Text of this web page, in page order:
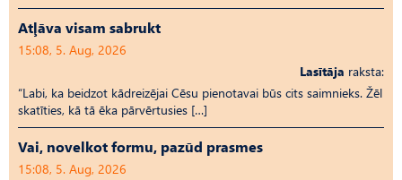
Atļāva visam sabrukt
15:08, 5. Aug, 2026
Lasītāja raksta:
“Labi, ka beidzot kādreizējai Cēsu pienotavai būs cits saimnieks. Žēl
skatīties, kā tā ēka pārvērtusies […]
Vai, novelkot formu, pazūd prasmes
15:08, 5. Aug, 2026